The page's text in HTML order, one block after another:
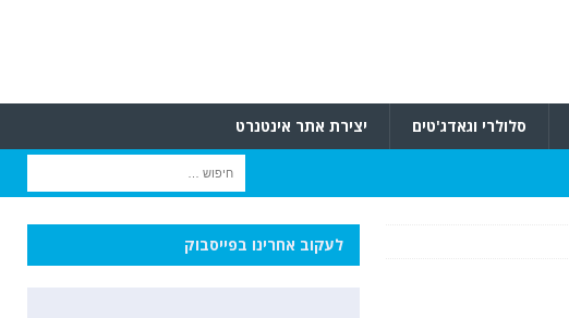
סלולרי וגאדג'טים יצירת אתר אינטנרט
לעקוב אחרינו בפייסבוק